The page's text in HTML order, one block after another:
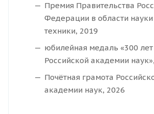
Премия Правительства
Федерации в области науки
техники, 2019
юбилейная медаль «300 лет
Российской академии
Почётная грамота
академии наук, 2026